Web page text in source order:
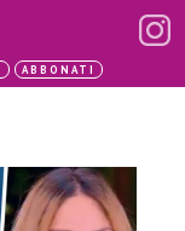
ABBONATI